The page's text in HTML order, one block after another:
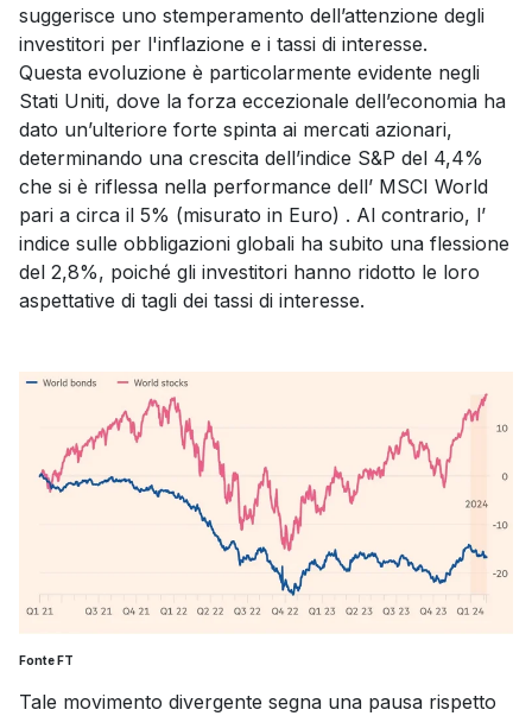
suggerisce uno stemperamento dell’attenzione degli
investitori per l'inflazione e i tassi di interesse.
Questa evoluzione è particolarmente evidente negli
Stati Uniti, dove la forza eccezionale dell’economia ha
dato un’ulteriore forte spinta ai mercati azionari,
determinando una crescita dell’indice S&P del 4,4%
che si è riflessa nella performance dell’ MSCI World
pari a circa il 5% (misurato in Euro) . Al contrario, l’
indice sulle obbligazioni globali ha subito una flessione
del 2,8%, poiché gli investitori hanno ridotto le loro
aspettative di tagli dei tassi di interesse.
Fonte FT
Tale movimento divergente segna una pausa rispetto